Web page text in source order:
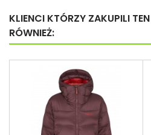
KLIENCI KTÓRZY ZAKUPILI
RÓWNIEŻ: